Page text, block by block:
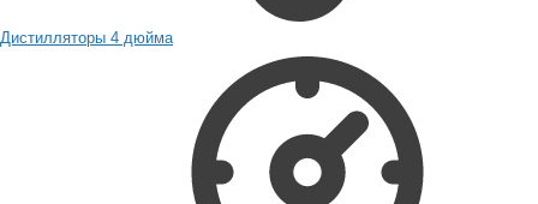
Дистилляторы 4 дюйма